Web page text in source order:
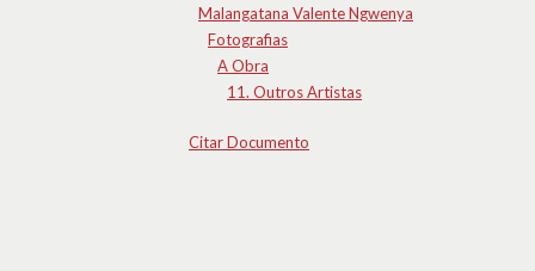
Malangatana Valente Ngwenya
Fotografias
A Obra
11. Outros Artistas
Citar Documento